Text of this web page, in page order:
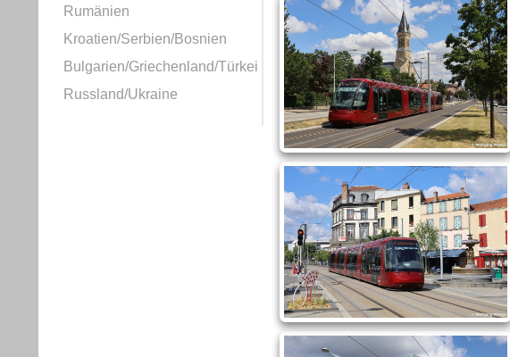
Rumänien
Kroatien/Serbien/Bosnien
Bulgarien/Griechenland/Türkei
Russland/Ukraine